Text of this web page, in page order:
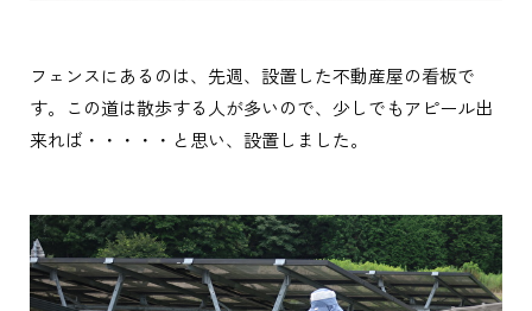
フェンスにあるのは、先週、設置した不動産屋の看板で
す。この道は散歩する人が多いので、少しでもアピール出
来れば・・・・・と思い、設置しました。